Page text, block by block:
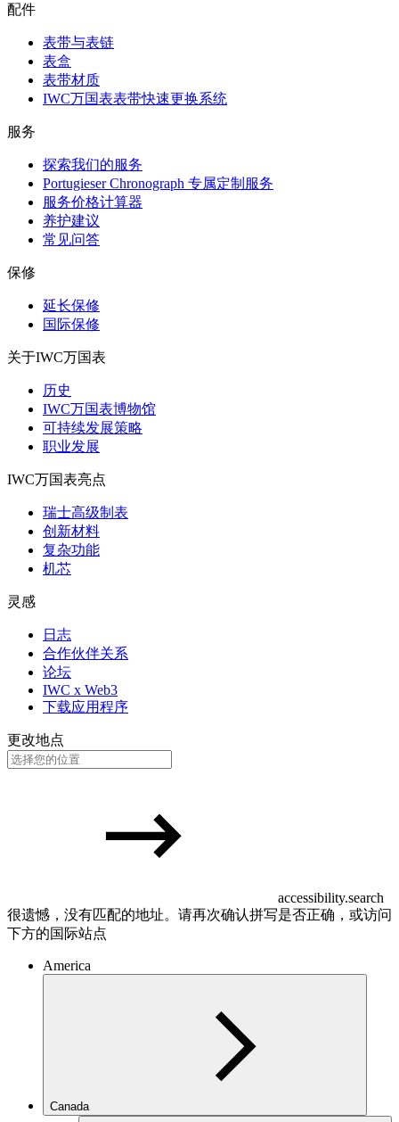
配件
表带与表链
表盒
表带材质
IWC万国表表带快速更换系统
服务
探索我们的服务
Portugieser Chronograph 专属定制服务
服务价格计算器
养护建议
常见问答
保修
延长保修
国际保修
关于IWC万国表
历史
IWC万国表博物馆
可持续发展策略
职业发展
IWC万国表亮点
瑞士高级制表
创新材料
复杂功能
机芯
灵感
日志
合作伙伴关系
论坛
IWC x Web3
下载应用程序
更改地点
accessibility.search
很遗憾，没有匹配的地址。请再次确认拼写是否正确，或访问
下方的国际站点
America
Canada